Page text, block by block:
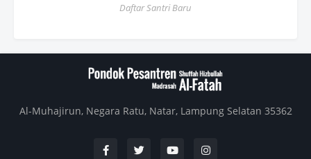
Daftar Santri Baru
Al-Muhajirun, Negara Ratu, Natar, Lampung Selatan 35362